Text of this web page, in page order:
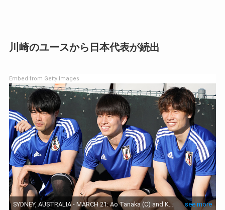
川崎のユースから日本代表が続出
Embed from Getty Images